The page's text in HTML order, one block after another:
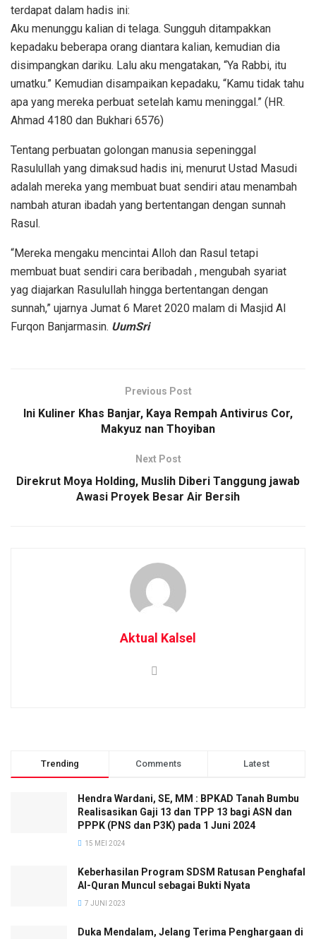
terdapat dalam hadis ini:
Aku menunggu kalian di telaga. Sungguh ditampakkan
kepadaku beberapa orang diantara kalian, kemudian dia
disimpangkan dariku. Lalu aku mengatakan, “Ya Rabbi, itu
umatku.” Kemudian disampaikan kepadaku, “Kamu tidak tahu
apa yang mereka perbuat setelah kamu meninggal.” (HR.
Ahmad 4180 dan Bukhari 6576)
Tentang perbuatan golongan manusia sepeninggal
Rasulullah yang dimaksud hadis ini, menurut Ustad Masudi
adalah mereka yang membuat buat sendiri atau menambah
nambah aturan ibadah yang bertentangan dengan sunnah
Rasul.
“Mereka mengaku mencintai Alloh dan Rasul tetapi
membuat buat sendiri cara beribadah , mengubah syariat
yag diajarkan Rasulullah hingga bertentangan dengan
sunnah,” ujarnya Jumat 6 Maret 2020 malam di Masjid Al
Furqon Banjarmasin. UumSri
Previous Post
Ini Kuliner Khas Banjar, Kaya Rempah Antivirus Cor,
Makyuz nan Thoyiban
Next Post
Direkrut Moya Holding, Muslih Diberi Tanggung jawab
Awasi Proyek Besar Air Bersih
Aktual Kalsel
Trending Comments Latest
Hendra Wardani, SE, MM : BPKAD Tanah Bumbu
Realisasikan Gaji 13 dan TPP 13 bagi ASN dan
PPPK (PNS dan P3K) pada 1 Juni 2024
15 MEI 2024
Keberhasilan Program SDSM Ratusan Penghafal
Al-Quran Muncul sebagai Bukti Nyata
7 JUNI 2023
Duka Mendalam, Jelang Terima Penghargaan di